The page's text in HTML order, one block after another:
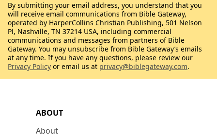
ABOUT
About
By submitting your email address, you understand that you
will receive email communications from Bible Gateway,
operated by HarperCollins Christian Publishing, 501 Nelson
Pl, Nashville, TN 37214 USA, including commercial
communications and messages from partners of Bible
Gateway. You may unsubscribe from Bible Gateway’s emails
at any time. If you have any questions, please review our
Privacy Policy or email us at privacy@biblegateway.com.